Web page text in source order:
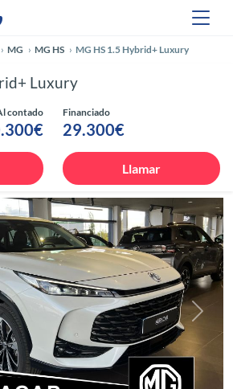
MG MG HS MG HS 1.5 Hybrid+ Luxury
Luxury
contado Financiado
29.300€
Llamar